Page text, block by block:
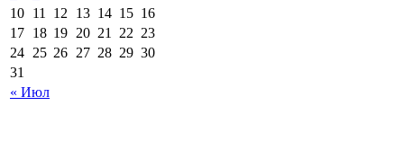
« Июл
10 11 12 13 14 15 16
17 18 19 20 21 22 23
24 25 26 27 28 29 30
31